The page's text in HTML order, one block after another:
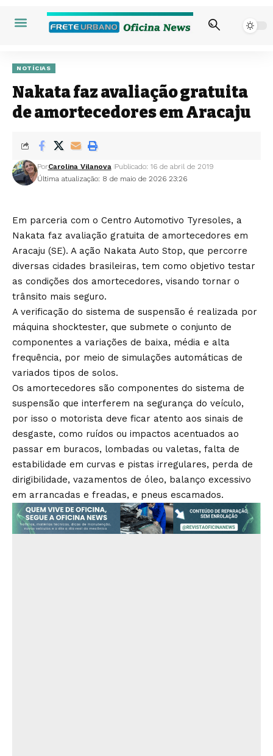
NOTÍCIAS
Nakata faz avaliação gratuita
de amortecedores em Aracaju
Última atualização: 8 de maio de 2026 23:26
PorCarolina Vilanova Publicado: 16 de abril de 2019
Em parceria com o Centro Automotivo Tyresoles, a
Nakata faz avaliação gratuita de amortecedores em
Aracaju (SE). A ação Nakata Auto Stop, que percorre
diversas cidades brasileiras, tem como objetivo testar
as condições dos amortecedores, visando tornar o
trânsito mais seguro.
A verificação do sistema de suspensão é realizada por
máquina shocktester, que submete o conjunto de
componentes a variações de baixa, média e alta
frequência, por meio de simulações automáticas de
variados tipos de solos.
Os amortecedores são componentes do sistema de
suspensão que interferem na segurança do veículo,
por isso o motorista deve ficar atento aos sinais de
desgaste, como ruídos ou impactos acentuados ao
passar em buracos, lombadas ou valetas, falta de
estabilidade em curvas e pistas irregulares, perda de
dirigibilidade, vazamentos de óleo, balanço excessivo
em arrancadas e freadas, e pneus escamados.